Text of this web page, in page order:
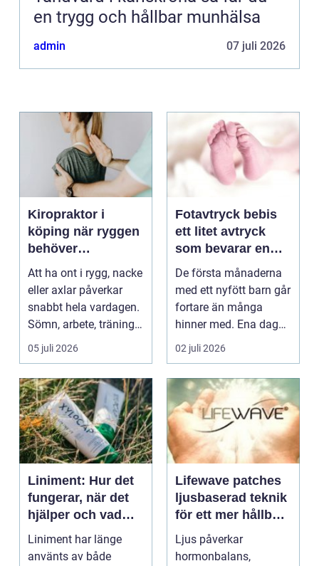
en trygg och hållbar munhälsa
admin 07 juli 2026
Kiropraktor i
köping när ryggen
behöver
professionell hjälp
Att ha ont i rygg, nacke
eller axlar påverkar
snabbt hela vardagen.
Sömn, arbete, träning
och humör ...
05 juli 2026
Fotavtryck bebis
ett litet avtryck
som bevarar en
stor stund
De första månaderna
med ett nyfött barn går
fortare än många
hinner med. Ena dagen
ryms hela foten i...
02 juli 2026
Liniment: Hur det
fungerar, när det
hjälper och vad
man bör tänka på
Liniment har länge
använts av både
Lifewave patches
ljusbaserad teknik
för ett mer hållbart
välbefinnande
Ljus påverkar
hormonbalans,